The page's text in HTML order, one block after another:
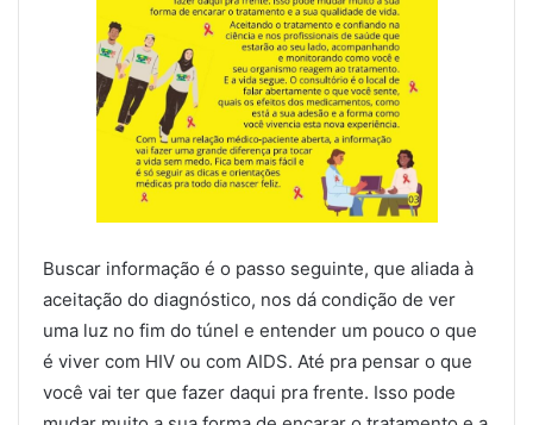
Buscar informação é o passo seguinte, que aliada à
aceitação do diagnóstico, nos dá condição de ver
uma luz no fim do túnel e entender um pouco o que
é viver com HIV ou com AIDS. Até pra pensar o que
você vai ter que fazer daqui pra frente. Isso pode